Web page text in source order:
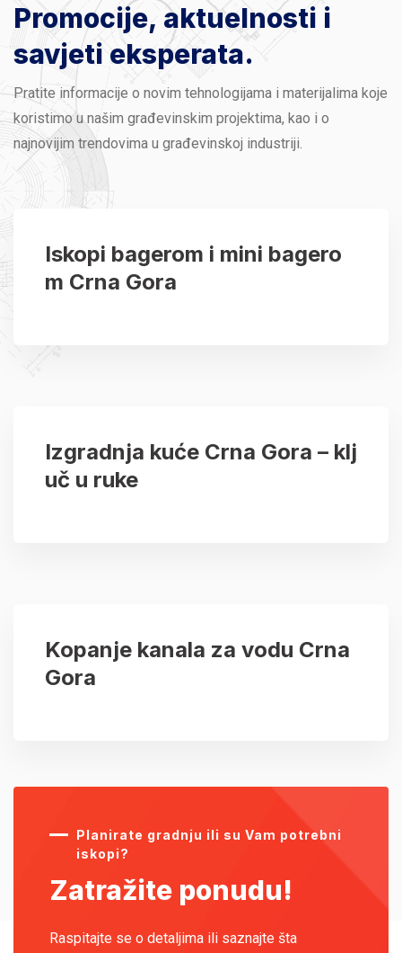
Promocije, aktuelnosti i
savjeti eksperata.
Pratite informacije o novim tehnologijama i materijalima koje
koristimo u našim građevinskim projektima, kao i o
najnovijim trendovima u građevinskoj industriji.
Iskopi bagerom i mini bagero
m Crna Gora
Izgradnja kuće Crna Gora – klj
uč u ruke
Kopanje kanala za vodu Crna
Gora
Planirate gradnju ili su Vam potrebni
iskopi?
Zatražite ponudu!
Raspitajte se o detaljima ili saznajte šta